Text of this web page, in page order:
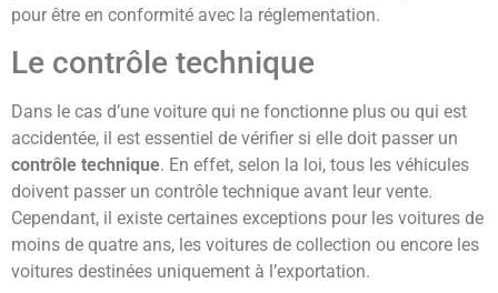
pour être en conformité avec la réglementation.
Le contrôle technique
Dans le cas d’une voiture qui ne fonctionne plus ou qui est
accidentée, il est essentiel de vérifier si elle doit passer un
contrôle technique. En effet, selon la loi, tous les véhicules
doivent passer un contrôle technique avant leur vente.
Cependant, il existe certaines exceptions pour les voitures de
moins de quatre ans, les voitures de collection ou encore les
voitures destinées uniquement à l’exportation.